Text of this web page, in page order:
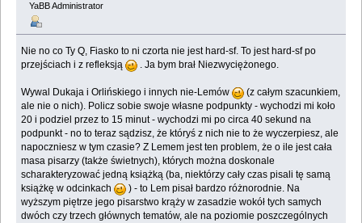
YaBB Administrator
Nie no co Ty Q, Fiasko to ni czorta nie jest hard-sf. To jest hard-sf po
przejściach i z refleksją
. Ja bym brał Niezwyciężonego.
Wywal Dukaja i Orlińskiego i innych nie-Lemów
(z całym szacunkiem,
ale nie o nich). Policz sobie swoje własne podpunkty - wychodzi mi koło
20 i podziel przez to 15 minut - wychodzi mi po circa 40 sekund na
podpunkt - no to teraz sądzisz, że któryś z nich nie to że wyczerpiesz, ale
napoczniesz w tym czasie? Z Lemem jest ten problem, że o ile jest cała
masa pisarzy (także świetnych), których można doskonale
scharakteryzować jedną książką (ba, niektórzy cały czas pisali tę samą
książkę w odcinkach
) - to Lem pisał bardzo różnorodnie. Na
wyższym piętrze jego pisarstwo krąży w zasadzie wokół tych samych
dwóch czy trzech głównych tematów, ale na poziomie poszczególnych